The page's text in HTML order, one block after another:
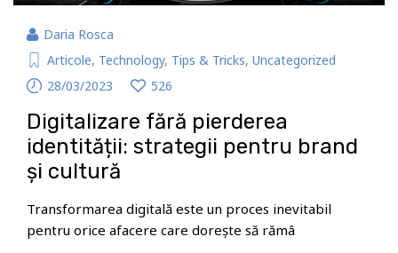
Daria Rosca
Articole, Technology, Tips & Tricks, Uncategorized
28/03/2023
526
Digitalizare fără pierderea
identității: strategii pentru brand
și cultură
Transformarea digitală este un proces inevitabil
pentru orice afacere care dorește să rămâ